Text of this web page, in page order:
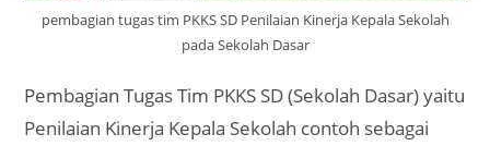
pembagian tugas tim PKKS SD Penilaian Kinerja Kepala Sekolah
pada Sekolah Dasar
Pembagian Tugas Tim PKKS SD (Sekolah Dasar) yaitu
Penilaian Kinerja Kepala Sekolah contoh sebagai